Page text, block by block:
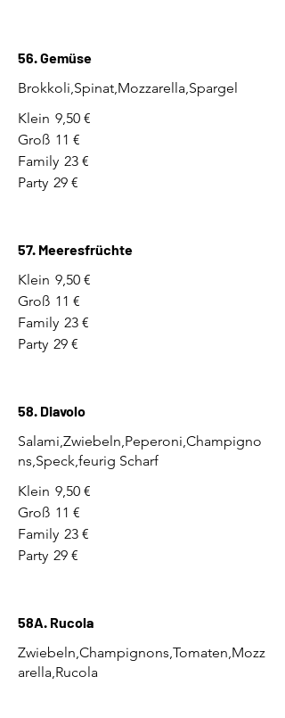
56. Gemüse
Brokkoli,Spinat,Mozzarella,Spargel
Klein 9,50 €
Groß 11 €
Family 23 €
Party 29 €
57. Meeresfrüchte
Klein 9,50 €
Groß 11 €
Family 23 €
Party 29 €
58. Diavolo
Salami,Zwiebeln,Peperoni,Champigno
ns,Speck,feurig Scharf
Klein 9,50 €
Groß 11 €
Family 23 €
Party 29 €
58A. Rucola
Zwiebeln,Champignons,Tomaten,Mozz
arella,Rucola